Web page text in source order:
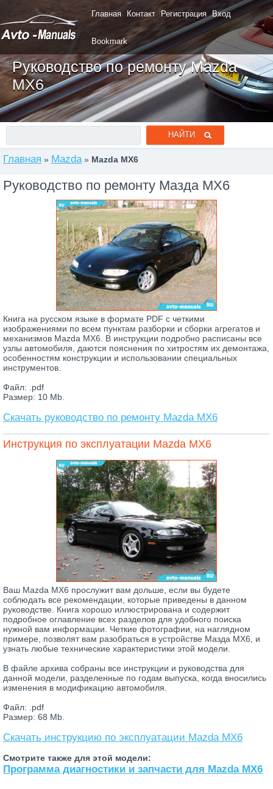
Главная Контакт Регистрация Вход
Bookmark
Руководство по ремонту Mazda
MX6
Главная » Mazda » Mazda MX6
Руководство по ремонту Мазда MX6
Книга на русском языке в формате PDF с четкими
изображениями по всем пунктам разборки и сборки агрегатов и
механизмов Mazda MX6. В инструкции подробно расписаны все
узлы автомобиля, даются пояснения по хитростям их демонтажа,
особенностям конструкции и использовании специальных
инструментов.
Файл: .pdf
Размер: 10 Mb.
Скачать руководство по ремонту Mazda MX6
Инструкция по эксплуатации Mazda MX6
Ваш Mazda MX6 прослужит вам дольше, если вы будете
соблюдать все рекомендации, которые приведены в данном
руководстве. Книга хорошо иллюстрирована и содержит
подробное оглавление всех разделов для удобного поиска
нужной вам информации. Четкие фотографии, на наглядном
примере, позволят вам разобраться в устройстве Мазда MX6, и
узнать любые технические характеристики этой модели.
В файле архива собраны все инструкции и руководства для
данной модели, разделенные по годам выпуска, когда вносились
изменения в модификацию автомобиля.
Файл: .pdf
Размер: 68 Mb.
Скачать инструкцию по эксплуатации Mazda MX6
Смотрите также для этой модели:
Программа диагностики и запчасти для Mazda MX6